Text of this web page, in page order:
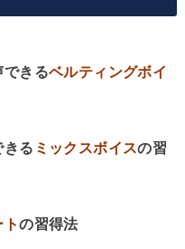
できるベルティングボイ
る ミックスボイスの習
トの習得法